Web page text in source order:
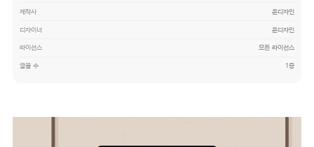
제작사 윤디자인
디자이너 윤디자인
라이선스 모든 라이선스
글꼴 수 1종